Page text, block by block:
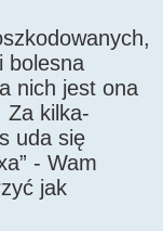
bolesna
nich jest ona
Za kilka-
uda się
- Wam
jak